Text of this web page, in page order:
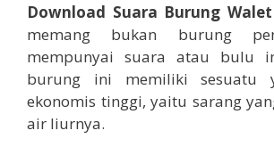
Download Suara Burung
memang bukan burung
mempunyai suara atau bulu
burung ini memiliki sesuatu
ekonomis tinggi, yaitu sarang
air liurnya.